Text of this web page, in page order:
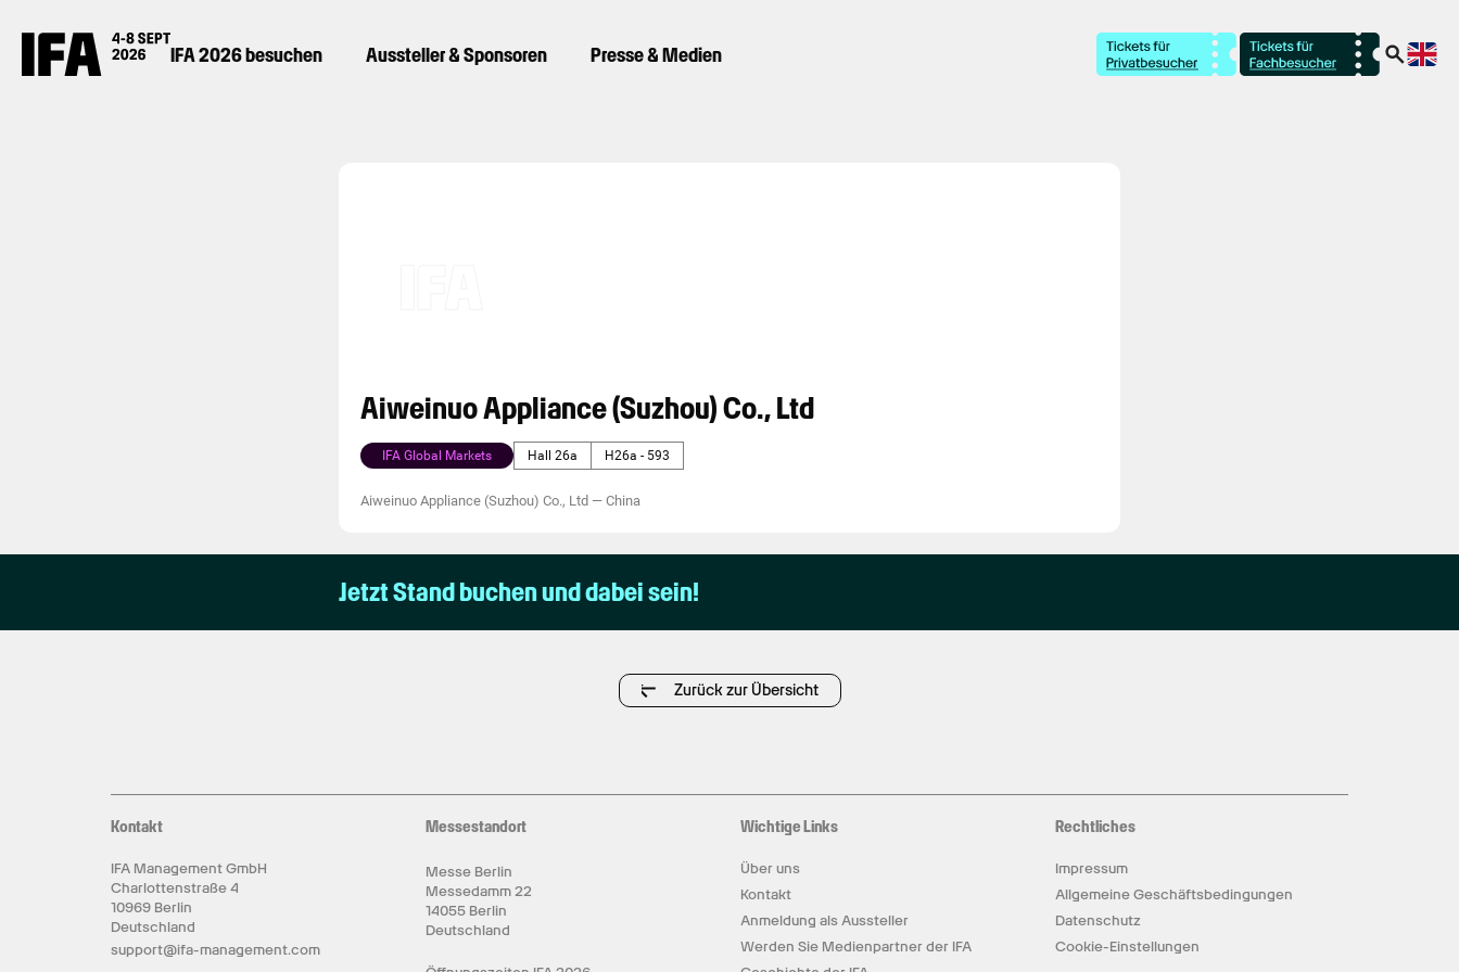
IFA 2026 besuchen Aussteller & Sponsoren Presse & Medien
Aiweinuo Appliance (Suzhou) Co., Ltd
IFA Global Markets Hall 26a H26a - 593
Aiweinuo Appliance (Suzhou) Co., Ltd — China
Jetzt Stand buchen und dabei sein!
Zurück zur Übersicht
Kontakt
IFA Management GmbH
Charlottenstraße 4
10969 Berlin
Deutschland
support@ifa-management.com
Messestandort
Messe Berlin
Messedamm 22
14055 Berlin
Deutschland
Wichtige Links
Über uns
Kontakt
Anmeldung als Aussteller
Werden Sie Medienpartner der IFA
Rechtliches
Impressum
Allgemeine Geschäftsbedingungen
Datenschutz
Cookie-Einstellungen